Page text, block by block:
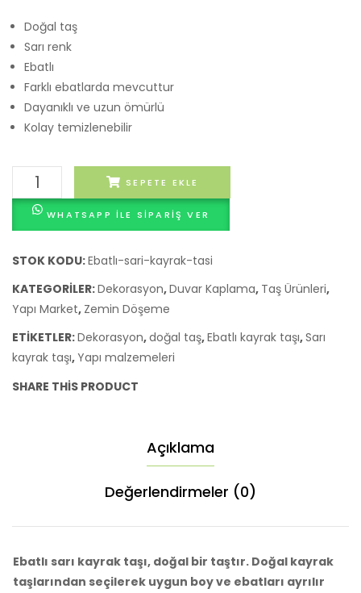
Doğal taş
Sarı renk
Ebatlı
Farklı ebatlarda mevcuttur
Dayanıklı ve uzun ömürlü
Kolay temizlenebilir
Ebatlı
sarı
kayrak
adet
SEPETE EKLE
WHATSAPP ILE SIPARIŞ VER
STOK KODU:Ebatlı-sari-kayrak-tasi
KATEGORILER:Dekorasyon,Duvar Kaplama, Taş Ürünleri,
Yapı Market, Zemin Döşeme
ETIKETLER:Dekorasyon,doğal taş,Ebatlı kayrak taşı,Sarı
kayrak taşı,Yapı malzemeleri
SHARE THIS PRODUCT
Açıklama
Değerlendirmeler (0)
Ebatlı sarı kayrak taşı, doğal bir taştır. Doğal kayrak
taşlarından seçilerek uygun boy ve ebatları ayrılır